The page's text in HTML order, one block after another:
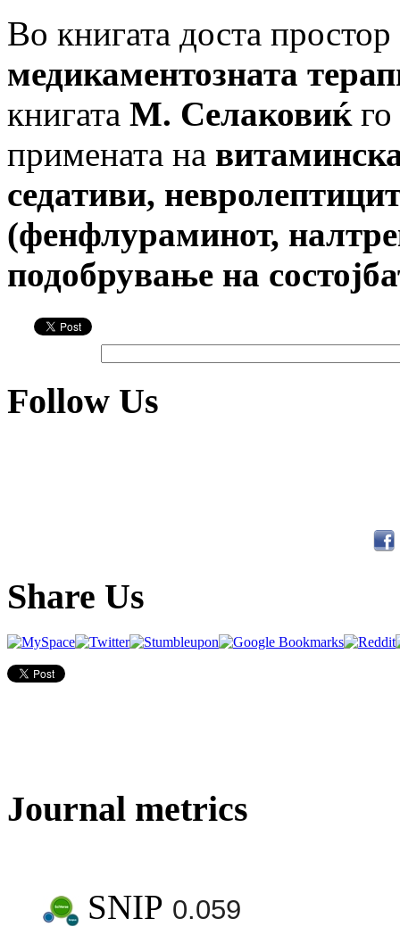
Во книгата доста
медикаментозната
книгата М. Селаковиќго
примената на
седативи,
(фенфлураминот,
подобрување на
Follow Us
Share Us
Journal metrics
SNIP 0.059